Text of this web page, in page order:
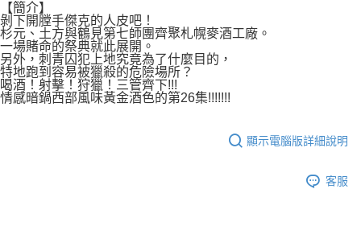
恩沛科技股份有限公司將有權停止該用戶之使用額度並採取法律行動。
【簡介】
剝下開膛手傑克的人皮吧！
杉元、土方與鶴見第七師團齊聚札幌麥酒工廠。
一場賭命的祭典就此展開。
另外，刺青囚犯上地究竟為了什麼目的，
特地跑到容易被獵殺的危險場所？
喝酒！射擊！狩獵！三管齊下!!!
情感暗鍋西部風味黃金酒色的第26集!!!!!!!
顯示電腦版詳細說明
客服